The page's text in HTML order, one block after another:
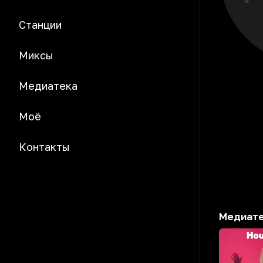
Станции
Миксы
Медиатека
Моё
Контакты